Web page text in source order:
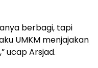
berbagi, tapi
UMKM menjajakan
ucap Arsjad.